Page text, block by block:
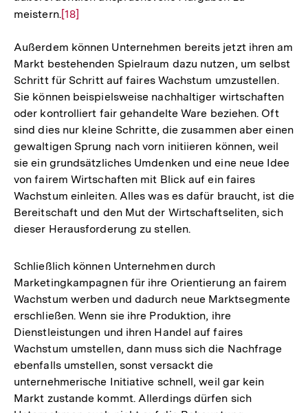
meistern.Zur
der
Fußnote
[18]
Außerdem können Unternehmen bereits jetzt ihren am
Markt bestehenden Spielraum dazu nutzen, um selbst
Schritt für Schritt auf faires Wachstum umzustellen.
Sie können beispielsweise nachhaltiger wirtschaften
oder kontrolliert fair gehandelte Ware beziehen. Oft
sind dies nur kleine Schritte, die zusammen aber einen
gewaltigen Sprung nach vorn initiieren können, weil
sie ein grundsätzliches Umdenken und eine neue Idee
von fairem Wirtschaften mit Blick auf ein faires
Wachstum einleiten. Alles was es dafür braucht, ist die
Bereitschaft und den Mut der Wirtschaftseliten, sich
dieser Herausforderung zu stellen.
Schließlich können Unternehmen durch
Marketingkampagnen für ihre Orientierung an fairem
Wachstum werben und dadurch neue Marktsegmente
erschließen. Wenn sie ihre Produktion, ihre
Dienstleistungen und ihren Handel auf faires
Wachstum umstellen, dann muss sich die Nachfrage
ebenfalls umstellen, sonst versackt die
unternehmerische Initiative schnell, weil gar kein
Markt zustande kommt. Allerdings dürfen sich